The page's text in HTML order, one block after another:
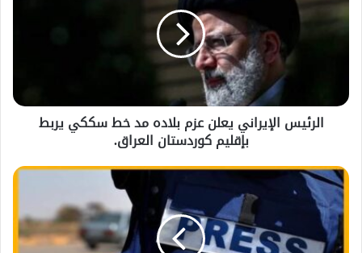
الرئيس الإيراني يعلن عزم بلاده مد خط سككي يربط
بإقليم كوردستان العراق.